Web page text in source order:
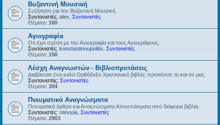
Βυζαντινή Μουσική
Συζήτηση για την Βυζαντινή Μουσική.
Συντονιστές: alex Συντονιστές
Θέματα: 160
Αγιογραφία
Οτι έχει σχέση με την Αγιογραφία και τους Αγιογράφους.
Συντονιστές: konstantinoupolitis Συντονιστές
Θέματα: 156
Λέσχη Αναγνωστών - Βιβλιοπροτάσεις
Διαβάσατε ένα καλό Ορθόδοξο Χριστιανικό βιβλίο; προτείνετε το και σε μας.
Συντονιστής: Συντονιστές
Θέματα: 304
Πνευματικά Αναγνώσματα
Πνευματικά άρθρα και Αναγνώσματα.Αποσπάσματα από διάφορα βιβλία.
Συντονιστές: ntinoula Συντονιστές
Θέματα: 2903